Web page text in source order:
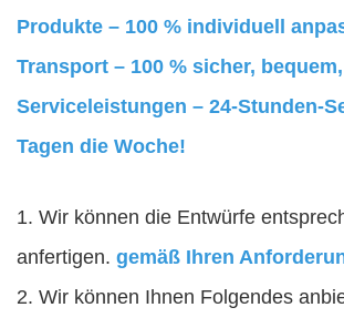
Produkte – 100 % individuell
Transport – 100 % sicher,
Serviceleistungen – 24-Stunden-
Tagen die Woche!
1. Wir können die Entwürfe
anfertigen. gemäß Ihren
2. Wir können Ihnen Folgendes